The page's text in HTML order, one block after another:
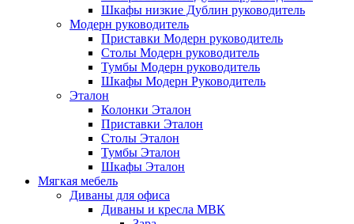
Шкафы низкие Дублин руководитель
Модерн руководитель
Приставки Модерн руководитель
Столы Модерн руководитель
Тумбы Модерн руководитель
Шкафы Модерн Руководитель
Эталон
Колонки Эталон
Приставки Эталон
Столы Эталон
Тумбы Эталон
Шкафы Эталон
Мягкая мебель
Диваны для офиса
Диваны и кресла МВК